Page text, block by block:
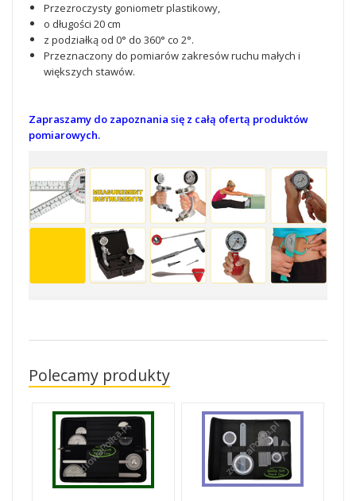
Przezroczysty goniometr plastikowy,
o długości 20 cm
z podziałką od 0° do 360° co 2°.
Przeznaczony do pomiarów zakresów ruchu małych i
większych stawów.
Zapraszamy do zapoznania się z całą ofertą produktów
pomiarowych.
Polecamy produkty